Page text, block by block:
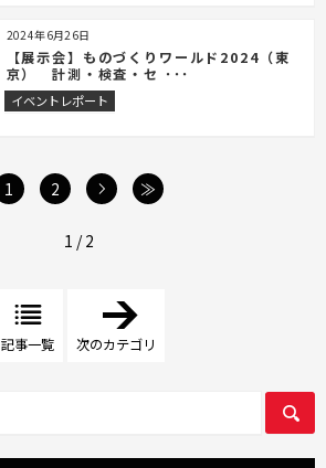
2024年6月26日
【展示会】ものづくりワールド2024（東
京） 計測・検査・セ ･･･
イベントレポート
1 2 次へ
≫
1 / 2
記事一覧 次のカテゴリ